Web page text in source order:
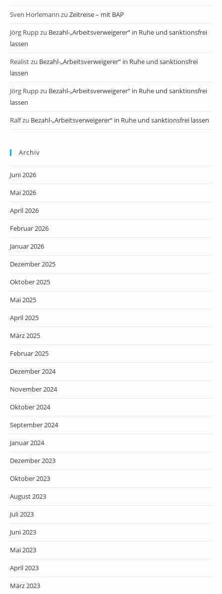
Sven Horlemann zu Zeitreise – mit BAP
Jörg Ruppzu Bezahl-„Arbeitsverweigerer“ in Ruhe und sanktionsfrei
lassen
Realistzu Bezahl-„Arbeitsverweigerer“ in Ruhe und sanktionsfrei
lassen
Jörg Ruppzu Bezahl-„Arbeitsverweigerer“ in Ruhe und sanktionsfrei
lassen
Ralfzu Bezahl-„Arbeitsverweigerer“ in Ruhe und sanktionsfrei lassen
Archiv
Juni 2026
Mai 2026
April 2026
Februar 2026
Januar 2026
Dezember 2025
Oktober 2025
Mai 2025
April 2025
März 2025
Februar 2025
Dezember 2024
November 2024
Oktober 2024
September 2024
Januar 2024
Dezember 2023
Oktober 2023
August 2023
Juli 2023
Juni 2023
Mai 2023
April 2023
März 2023